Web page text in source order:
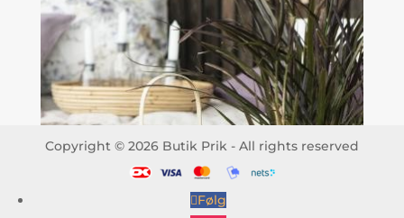
Copyright © 2026 Butik Prik - All rights reserved
Følg